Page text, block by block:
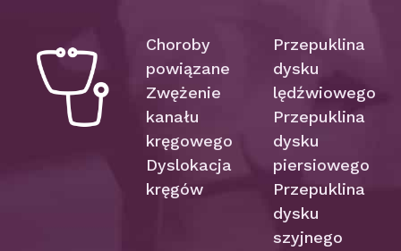
Choroby
powiązane
Zwężenie
kanału
kręgowego
Dyslokacja
kręgów
Przepuklina
dysku
lędźwiowego
Przepuklina
dysku
piersiowego
Przepuklina
dysku
szyjnego